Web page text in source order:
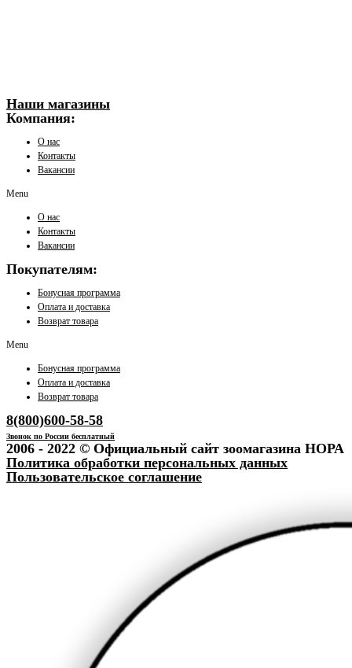
Наши магазины
Компания:
О нас
Контакты
Вакансии
Menu
О нас
Контакты
Вакансии
Покупателям:
Бонусная программа
Оплата и доставка
Возврат товара
Menu
Бонусная программа
Оплата и доставка
Возврат товара
8(800)600-58-58
Звонок по России бесплатный
2006 - 2022 © Официальный сайт зоомагазина НОРА
Политика обработки персональных данных
Пользовательское соглашение